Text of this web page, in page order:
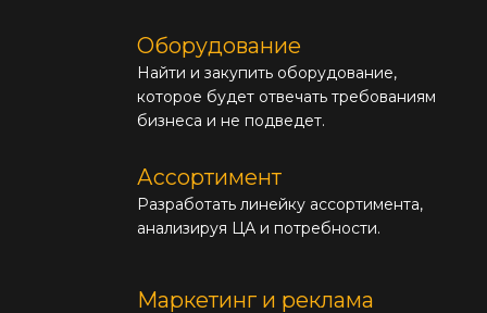
Оборудование
Найти и закупить оборудование,
которое будет отвечать требованиям
бизнеса и не подведет.
Ассортимент
Разработать линейку ассортимента,
анализируя ЦА и потребности.
Маркетинг и реклама